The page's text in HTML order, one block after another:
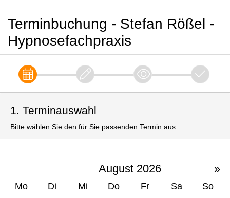
Terminbuchung - Stefan Rößel -
Hypnosefachpraxis
1. Terminauswahl
Bitte wählen Sie den für Sie passenden Termin aus.
August 2026 »
Mo Di Mi Do Fr Sa
So